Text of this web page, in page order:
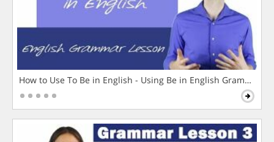
How to Use To Be in English - Using Be in English Grammar